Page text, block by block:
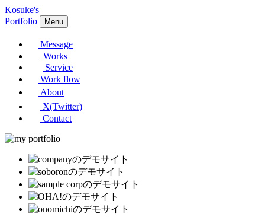
Kosuke's
Portfolio
Menu
Message
Works
Service
Work flow
About
X(Twitter)
Contact